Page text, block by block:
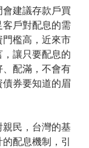
建議存款戶買
戶對配息的需
檻高，近來市
讓只要配息的
、配滿，不會有
券要知道的眉
民，台灣的基
配息機制，引